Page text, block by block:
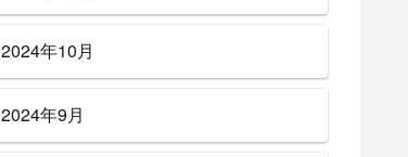
2024年10月
2024年9月